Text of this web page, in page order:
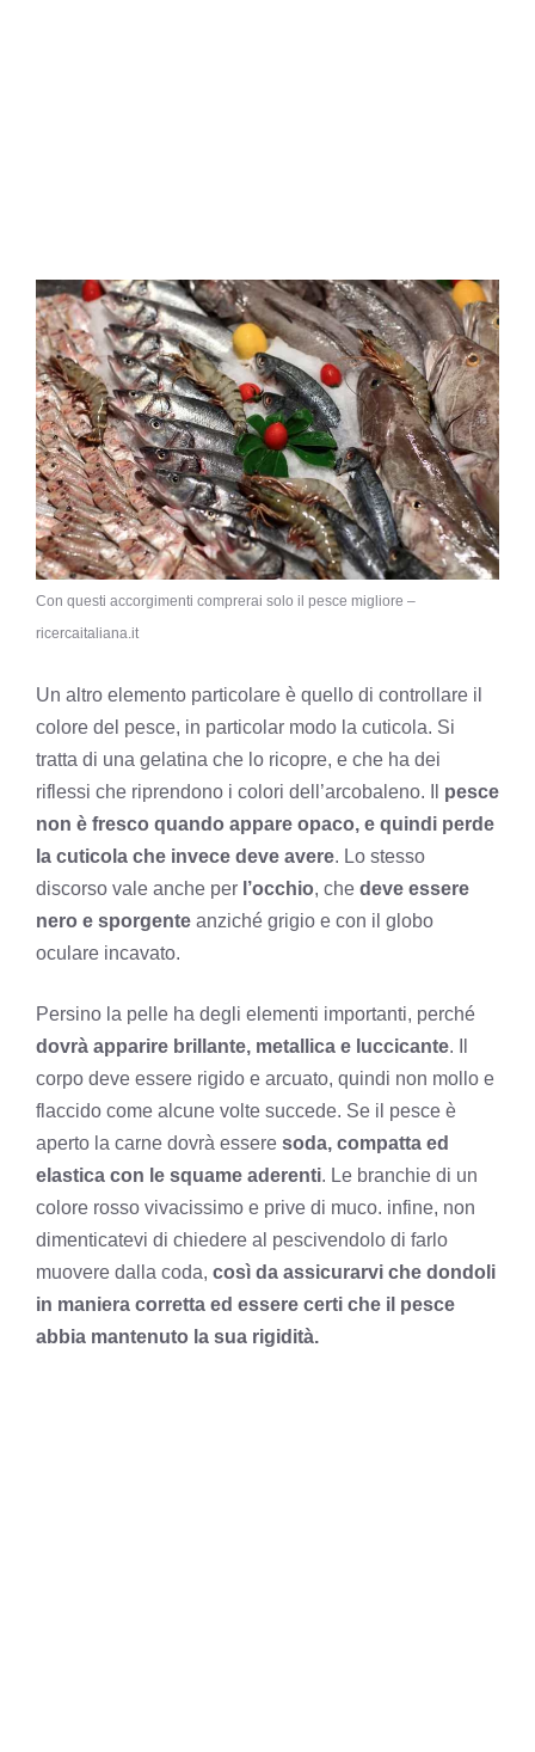
Con questi accorgimenti comprerai solo il pesce migliore –
ricercaitaliana.it
Un altro elemento particolare è quello di controllare il
colore del pesce, in particolar modo la cuticola. Si
tratta di una gelatina che lo ricopre, e che ha dei
riflessi che riprendono i colori dell’arcobaleno. Il pesce
non è fresco quando appare opaco, e quindi perde
la cuticola che invece deve avere. Lo stesso
discorso vale anche per l’occhio, che deve essere
nero e sporgente anziché grigio e con il globo
oculare incavato.
Persino la pelle ha degli elementi importanti, perché
dovrà apparire brillante, metallica e luccicante. Il
corpo deve essere rigido e arcuato, quindi non mollo e
flaccido come alcune volte succede. Se il pesce è
aperto la carne dovrà essere soda, compatta ed
elastica con le squame aderenti. Le branchie di un
colore rosso vivacissimo e prive di muco. infine, non
dimenticatevi di chiedere al pescivendolo di farlo
muovere dalla coda, così da assicurarvi che dondoli
in maniera corretta ed essere certi che il pesce
abbia mantenuto la sua rigidità.